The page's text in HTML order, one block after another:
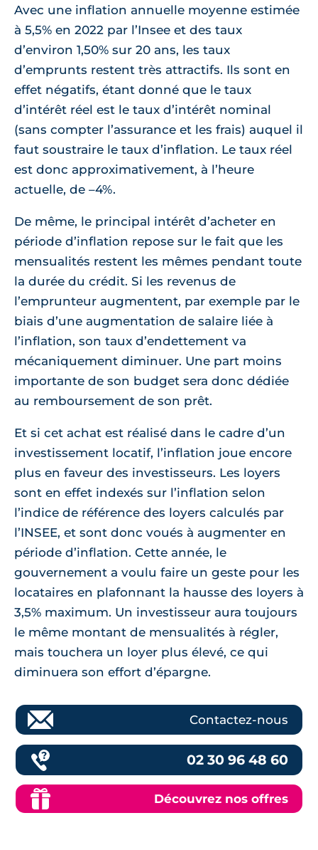
Avec une inflation annuelle moyenne estimée
à 5,5% en 2022 par l’Insee et des taux
d’environ 1,50% sur 20 ans, les taux
d’emprunts restent très attractifs. Ils sont en
effet négatifs, étant donné que le taux
d’intérêt réel est le taux d’intérêt nominal
(sans compter l’assurance et les frais) auquel il
faut soustraire le taux d’inflation. Le taux réel
est donc approximativement, à l’heure
actuelle, de –4%.
De même, le principal intérêt d’acheter en
période d’inflation repose sur le fait que les
mensualités restent les mêmes pendant toute
la durée du crédit. Si les revenus de
l’emprunteur augmentent, par exemple par le
biais d’une augmentation de salaire liée à
l’inflation, son taux d’endettement va
mécaniquement diminuer. Une part moins
importante de son budget sera donc dédiée
au remboursement de son prêt.
Et si cet achat est réalisé dans le cadre d’un
investissement locatif, l’inflation joue encore
plus en faveur des investisseurs. Les loyers
sont en effet indexés sur l’inflation selon
l’indice de référence des loyers calculés par
l’INSEE, et sont donc voués à augmenter en
période d’inflation. Cette année, le
gouvernement a voulu faire un geste pour les
locataires en plafonnant la hausse des loyers à
3,5% maximum. Un investisseur aura toujours
le même montant de mensualités à régler,
mais touchera un loyer plus élevé, ce qui
diminuera son effort d’épargne.
Contactez-nous
02 30 96 48 60
Découvrez nos offres